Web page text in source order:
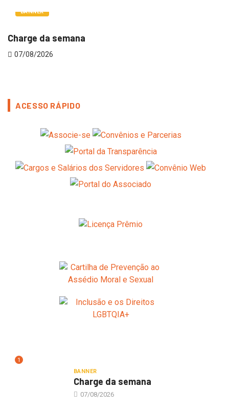
BANNER
Charge da semana
07/08/2026
ACESSO RÁPIDO
1
BANNER
Charge da semana
07/08/2026